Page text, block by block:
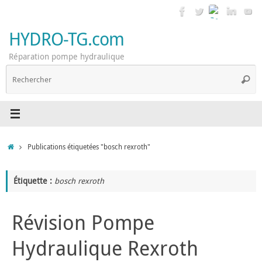
contenu
HYDRO-TG.com
Réparation pompe hydraulique
AccueilPublications étiquetées "bosch rexroth"
Étiquette : bosch rexroth
Révision Pompe
Hydraulique Rexroth